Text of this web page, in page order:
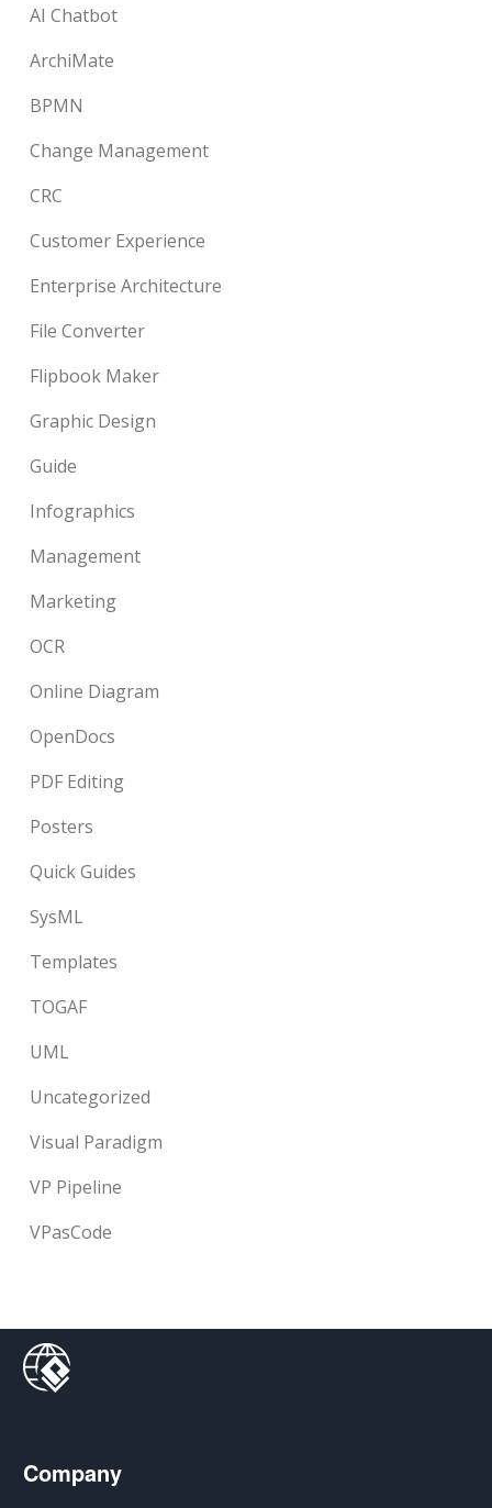
AI Chatbot
ArchiMate
BPMN
Change Management
CRC
Customer Experience
Enterprise Architecture
File Converter
Flipbook Maker
Graphic Design
Guide
Infographics
Management
Marketing
OCR
Online Diagram
OpenDocs
PDF Editing
Posters
Quick Guides
SysML
Templates
TOGAF
UML
Uncategorized
Visual Paradigm
VP Pipeline
VPasCode
Company